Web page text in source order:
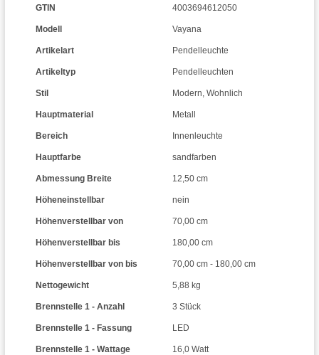
GTIN 4003694612050
Modell Vayana
Artikelart Pendelleuchte
Artikeltyp Pendelleuchten
Stil Modern, Wohnlich
Hauptmaterial Metall
Bereich Innenleuchte
Hauptfarbe sandfarben
Abmessung Breite 12,50 cm
Höheneinstellbar nein
Höhenverstellbar von 70,00 cm
Höhenverstellbar bis 180,00 cm
Höhenverstellbar von bis 70,00 cm - 180,00 cm
Nettogewicht 5,88 kg
Brennstelle 1 - Anzahl 3 Stück
Brennstelle 1 - Fassung LED
Brennstelle 1 - Wattage 16,0 Watt